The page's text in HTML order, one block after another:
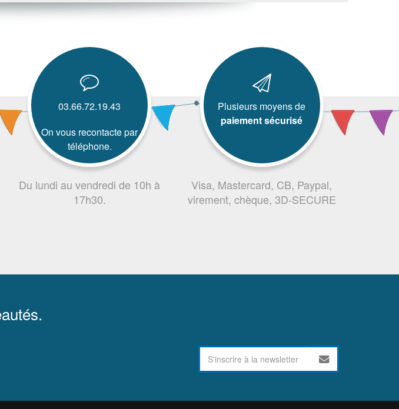
03.66.72.19.43
On vous recontacte par
téléphone.
Du lundi au vendredi de 10h à
17h30.
Plusieurs moyens de
paiement sécurisé
Visa, Mastercard, CB, Paypal,
virement, chèque, 3D-SECURE